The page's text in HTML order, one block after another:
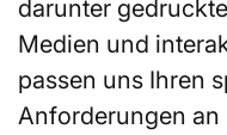
darunter
Medien und
passen uns Ihren
Anforderungen an